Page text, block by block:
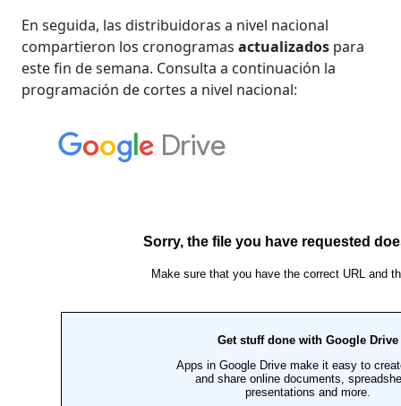
En seguida, las distribuidoras a nivel nacional
compartieron los cronogramasactualizados para
este fin de semana. Consulta a continuación la
programación de cortes a nivel nacional: